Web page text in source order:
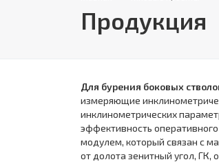
Продукция
Для бурения боковых
измеряющие
инклинометрических
эффективность
модулем, который связан с
от долота зенитный угол, ГК,